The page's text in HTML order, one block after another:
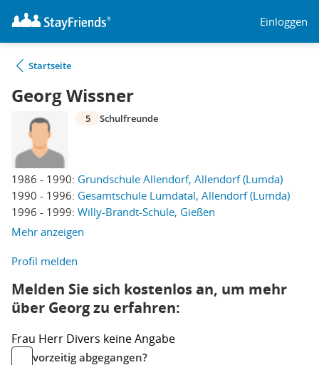
Einloggen
Startseite
Georg Wissner
1986 - 1990: Grundschule Allendorf, Allendorf (Lumda)
1990 - 1996: Gesamtschule Lumdatal, Allendorf (Lumda)
1996 - 1999: Willy-Brandt-Schule, Gießen
Mehr anzeigen
5 Schulfreunde
Profil melden
Melden Sie sich kostenlos an, um mehr
über Georg zu erfahren:
Frau Herr Divers keine Angabe
vorzeitig abgegangen?